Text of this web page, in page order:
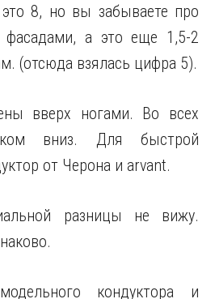
8, но вы забываете про
фасадами, а это еще 1,5-2
(отсюда взялась цифра 5).
вверх ногами. Во всех
вниз. Для быстрой
от Черона и arvant.
разницы не вижу.
кондуктора и